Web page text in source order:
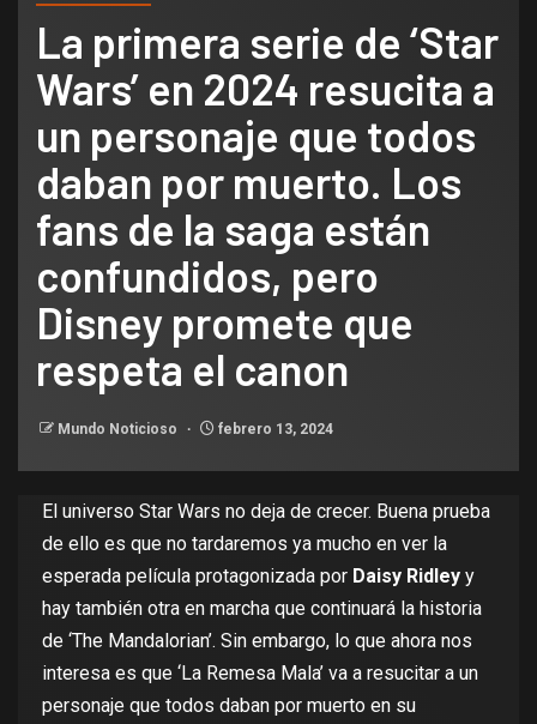
La primera serie de ‘Star
Wars’ en 2024 resucita a
un personaje que todos
daban por muerto. Los
fans de la saga están
confundidos, pero
Disney promete que
respeta el canon
Mundo Noticioso febrero 13, 2024
El universo Star Wars no deja de crecer. Buena prueba
de ello es que no tardaremos ya mucho en ver la
esperada película protagonizada por Daisy Ridley y
hay también otra en marcha que continuará la historia
de ‘The Mandalorian’. Sin embargo, lo que ahora nos
interesa es que ‘La Remesa Mala’ va a resucitar a un
personaje que todos daban por muerto en su